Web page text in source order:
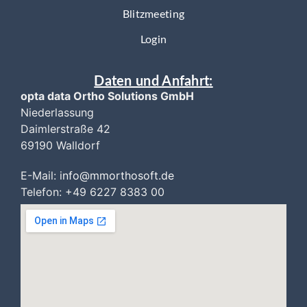
Blitzmeeting
Login
Daten und Anfahrt:
opta data Ortho Solutions GmbH
Niederlassung
Daimlerstraße 42
69190 Walldorf
E-Mail: info@mmorthosoft.de
Telefon: +49 6227 8383 00